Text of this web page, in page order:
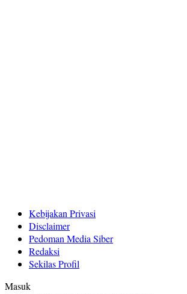
Kebijakan Privasi
Disclaimer
Pedoman Media Siber
Redaksi
Sekilas Profil
Masuk